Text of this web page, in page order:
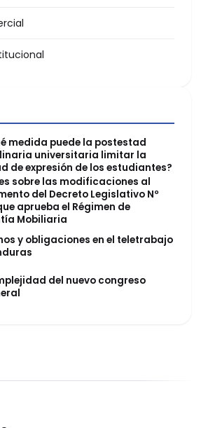
medida puede la postestad
universitaria limitar la
de expresión de los estudiantes?
sobre las modificaciones al
del Decreto Legislativo Nº
aprueba el Régimen de
Mobiliaria
y obligaciones en el teletrabajo
del nuevo congreso